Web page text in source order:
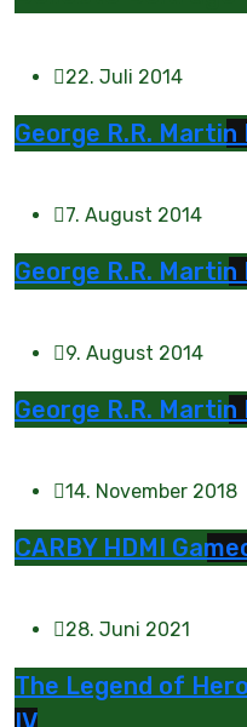
22. Juli 2014
George R.R. Martin
7. August 2014
George R.R.
9. August 2014
George R.R.
14. November 2018
CARBY HDMI
28. Juni 2021
The Legend of